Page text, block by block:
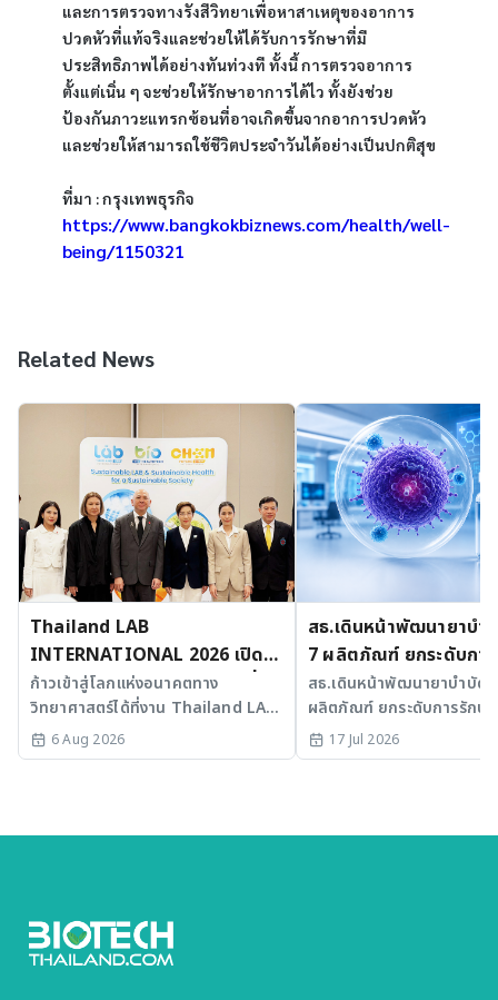
และการตรวจทางรังสีวิทยาเพื่อหาสาเหตุของอาการ
ปวดหัวที่แท้จริงและช่วยให้ได้รับการรักษาที่มี
ประสิทธิภาพได้อย่างทันท่วงที ทั้งนี้ การตรวจอาการ
ตั้งแต่เนิ่น ๆ จะช่วยให้รักษาอาการได้ไว ทั้งยังช่วย
ป้องกันภาวะแทรกซ้อนที่อาจเกิดขึ้นจากอาการปวดหัว
และช่วยให้สามารถใช้ชีวิตประจำวันได้อย่างเป็นปกติสุข
https://www.bangkokbiznews.com/health/well-
being/1150321
Related News
Thailand LAB
INTERNATIONAL 2026 เปิด
เวที AI รวม 3 งานใหญ่ ขับเคลื่อน
ไทยสู่ศูนย์กลางนวัตกรรมอาเซียน
ก้าวเข้าสู่โลกแห่งอนาคตทาง
วิทยาศาสตร์ได้ที่งาน Thailand LAB
INTERNATIONAL 2026
6 Aug 2026
สธ.เดินหน้าพัฒนายาบำ
7 ผลิตภัณฑ์ ยกระดับกา
มะเร็งและ SLE
สธ.เดินหน้าพัฒนายาบำบัด
ผลิตภัณฑ์ ยกระดับการรักษา
SLE พร้อมเร่ง Medical AI
ประเทศไทย
17 Jul 2026